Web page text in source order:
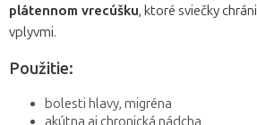
plátennom vrecúšku, ktoré sviečky
vplyvmi.
Použitie:
bolesti hlavy, migréna
akútna aj chronická nádcha